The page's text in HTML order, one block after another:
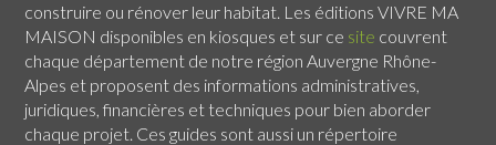
construire ou rénover leur habitat. Les éditions VIVRE MA
MAISON disponibles en kiosques et sur ce site couvrent
chaque département de notre région Auvergne Rhône-
Alpes et proposent des informations administratives,
juridiques, financières et techniques pour bien aborder
chaque projet. Ces guides sont aussi un répertoire